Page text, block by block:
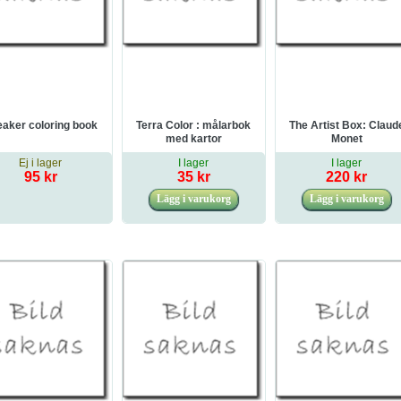
coloring book
Ej i lager
95 kr
Terra Color : målarbok
med kartor
I lager
35 kr
The Artist Box:
Monet
I lager
220 kr